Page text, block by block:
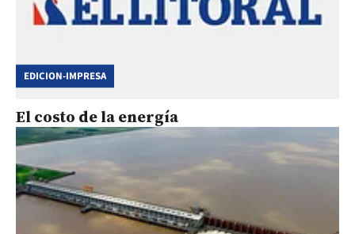
EDICION-IMPRESA
El costo de la energía